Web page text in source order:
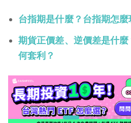
台指期是什麼？台指期怎麼
期貨正價差、逆價差是什
何套利？